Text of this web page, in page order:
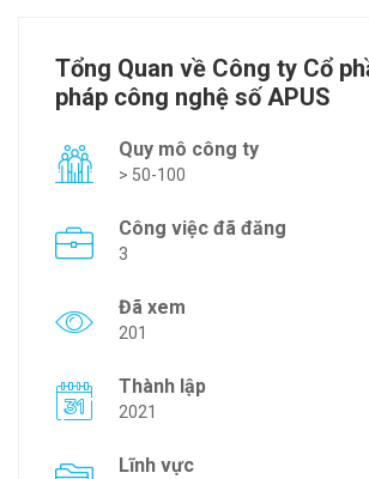
Tổng Quan về Công ty Cổ
pháp công nghệ số APUS
Quy mô công ty
> 50-100
Công việc đã đăng
3
Đã xem
201
Thành lập
2021
Lĩnh vực